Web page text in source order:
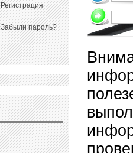
Регистрация
Забыли пароль?